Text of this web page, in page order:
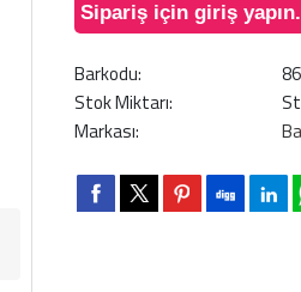
Sipariş için giriş yapın.
Barkodu:
Stok Miktarı:
Markası: